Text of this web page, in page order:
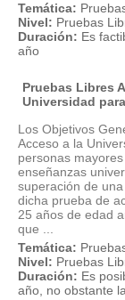
Temática:
Nivel: Pruebas
Duración: Es
año
Pruebas Libres
Universidad
Los Objetivos
Acceso a la
personas
enseñanzas
superación de
dicha prueba de
25 años de edad
que ...
Temática:
Nivel: Pruebas
Duración: Es
año, no obstante